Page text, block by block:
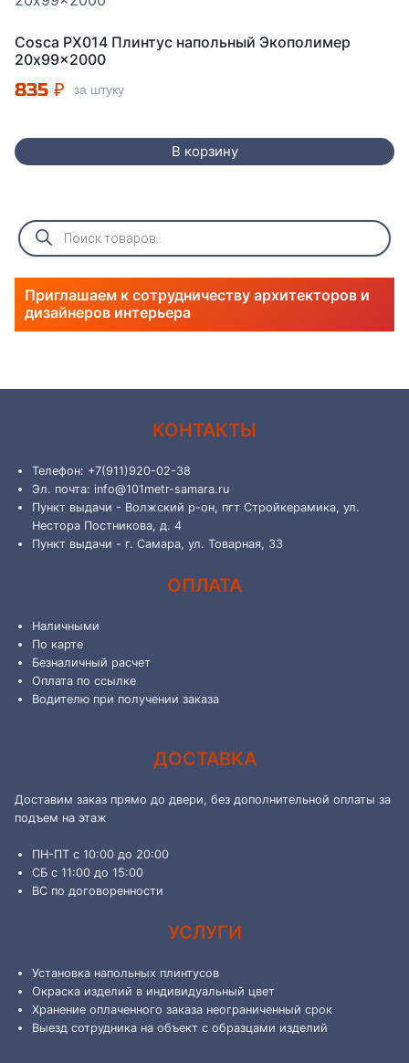
Cosca PX014 Плинтус напольный Экополимер
20x99x2000
835 ₽ за штуку
В корзину
Поиск
товаров
Приглашаем к сотрудничеству архитекторов и
дизайнеров интерьера
КОНТАКТЫ
Телефон: +7(911)920-02-38
Эл. почта: info@101metr-samara.ru
Пункт выдачи - Волжский р-он, пгт Стройкерамика, ул.
Нестора Постникова, д. 4
Пункт выдачи - г. Самара, ул. Товарная, 33
ОПЛАТА
Наличными
По карте
Безналичный расчет
Оплата по ссылке
Водителю при получении заказа
ДОСТАВКА
Доставим заказ прямо до двери, без дополнительной оплаты за
подъем на этаж
ПН-ПТ с 10:00 до 20:00
СБ с 11:00 до 15:00
ВС по договоренности
УСЛУГИ
Установка напольных плинтусов
Окраска изделий в индивидуальный цвет
Хранение оплаченного заказа неограниченный срок
Выезд сотрудника на объект с образцами изделий